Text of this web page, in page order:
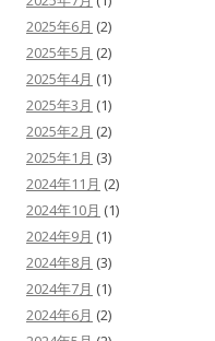
2025年6月 (2)
2025年5月 (2)
2025年4月 (1)
2025年3月 (1)
2025年2月 (2)
2025年1月 (3)
2024年11月 (2)
2024年10月 (1)
2024年9月 (1)
2024年8月 (3)
2024年7月 (1)
2024年6月 (2)